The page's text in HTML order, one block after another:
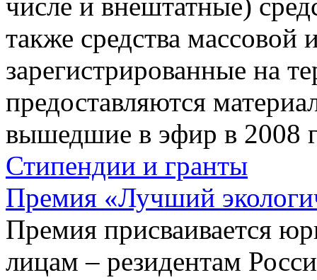
также средства
зарегистрированные на
предоставляются
вышедшие в эфир в 2008
Стипендии и гранты
Премия «Лучший
Премия присваивается
лицам – резидентам